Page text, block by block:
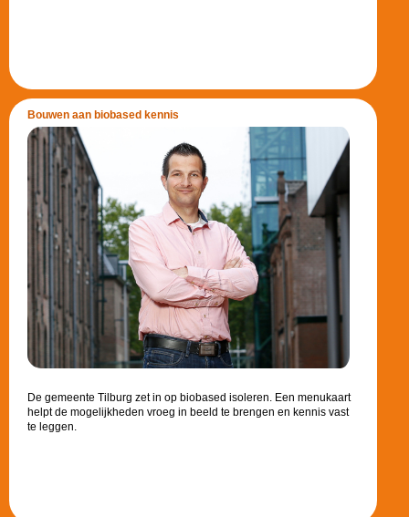
Bouwen aan biobased kennis
De gemeente Tilburg zet in op biobased isoleren. Een menukaart
helpt de mogelijkheden vroeg in beeld te brengen en kennis vast
te leggen.